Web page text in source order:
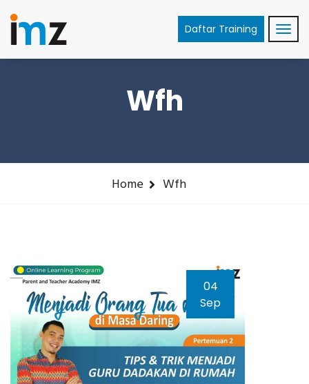
Daftar Training
Wfh
Home Wfh
04
Sep